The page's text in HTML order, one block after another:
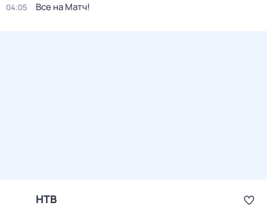
04:05 Все на Матч!
НТВ